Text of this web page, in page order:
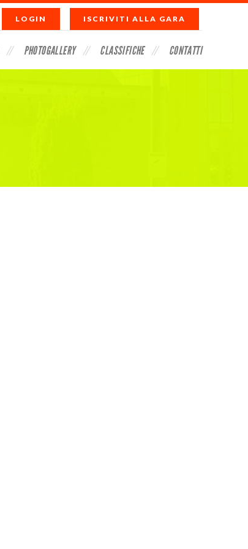
LOGIN ISCRIVITI ALLA GARA
PHOTOGALLERY CLASSIFICHE CONTATTI